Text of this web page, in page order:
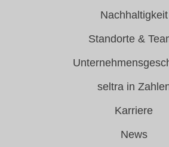
Nachhaltigkeit
Standorte &
seltra in
Karriere
News